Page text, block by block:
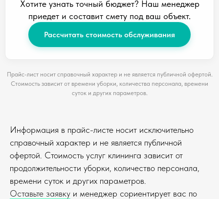
Хотите узнать точный бюджет? Наш менеджер
приедет и составит смету под ваш объект.
Рассчитать стоимость обслуживания
Прайс-лист носит справочный характер и не является публичной офертой.
Стоимость зависит от времени уборки, количества персонала, времени
суток и других параметров.
Информация в прайс-листе носит исключительно
справочный характер и не является публичной
офертой. Стоимость услуг клининга зависит от
продолжительности уборки, количество персонала,
времени суток и других параметров.
Оставьте заявку и менеджер сориентирует вас по